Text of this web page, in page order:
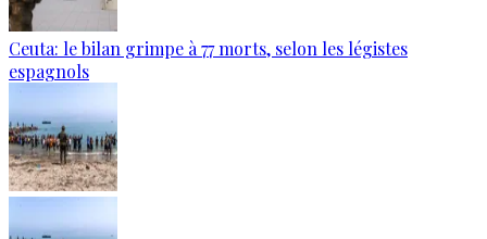
Ceuta: le bilan grimpe à 77 morts, selon les légistes
espagnols